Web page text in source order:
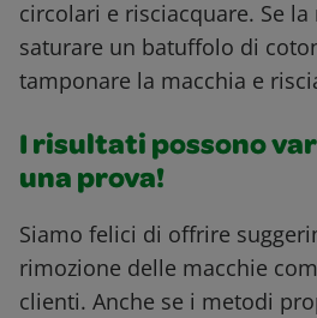
circolari e risciacquare. Se
saturare un batuffolo di
tamponare la macchia e
I risultati possono
una prova!
Siamo felici di offrire
rimozione delle macchie
clienti. Anche se i metodi